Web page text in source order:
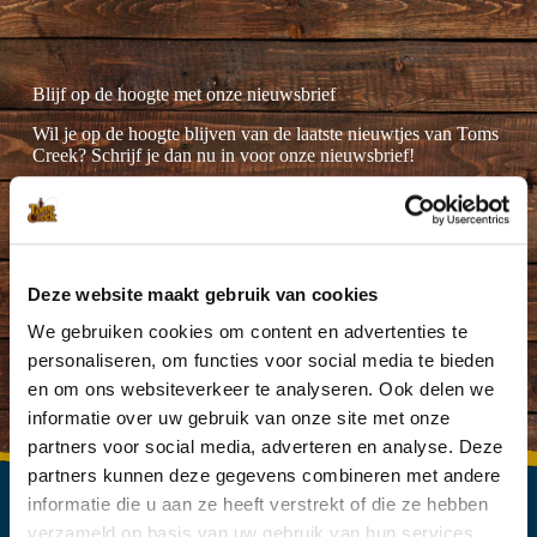
Deze website maakt gebruik van cookies
We gebruiken cookies om content en advertenties te
personaliseren, om functies voor social media te bieden
en om ons websiteverkeer te analyseren. Ook delen we
informatie over uw gebruik van onze site met onze
partners voor social media, adverteren en analyse. Deze
partners kunnen deze gegevens combineren met andere
informatie die u aan ze heeft verstrekt of die ze hebben
Blijf op de hoogte met onze nieuwsbrief
Wil je op de hoogte blijven van de laatste nieuwtjes van Toms
Creek? Schrijf je dan nu in voor onze nieuwsbrief!
Ik ga akkoord met deprivacyverklaring.(Vereist)